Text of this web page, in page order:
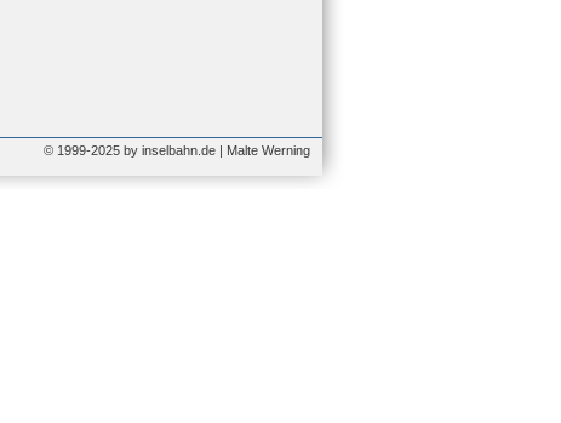
© 1999-2025 by inselbahn.de | Malte Werning